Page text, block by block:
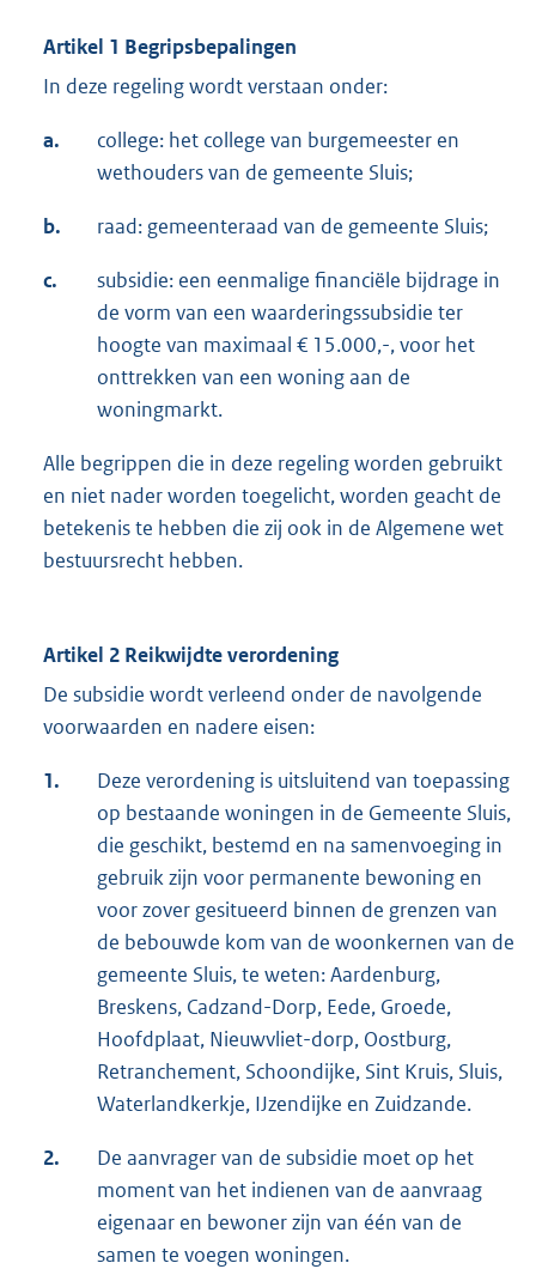
Artikel 1 Begripsbepalingen
In deze regeling wordt verstaan onder:
a.
college: het college van burgemeester en
wethouders van de gemeente Sluis;
b. raad: gemeenteraad van de gemeente Sluis;
c.
subsidie: een eenmalige financiële bijdrage in
de vorm van een waarderingssubsidie ter
hoogte van maximaal € 15.000,-, voor het
onttrekken van een woning aan de
woningmarkt.
Alle begrippen die in deze regeling worden gebruikt
en niet nader worden toegelicht, worden geacht de
betekenis te hebben die zij ook in de Algemene wet
bestuursrecht hebben.
Artikel 2 Reikwijdte verordening
De subsidie wordt verleend onder de navolgende
voorwaarden en nadere eisen:
1.
Deze verordening is uitsluitend van toepassing
op bestaande woningen in de Gemeente Sluis,
die geschikt, bestemd en na samenvoeging in
gebruik zijn voor permanente bewoning en
voor zover gesitueerd binnen de grenzen van
de bebouwde kom van de woonkernen van de
gemeente Sluis, te weten: Aardenburg,
Breskens, Cadzand-Dorp, Eede, Groede,
Hoofdplaat, Nieuwvliet-dorp, Oostburg,
Retranchement, Schoondijke, Sint Kruis, Sluis,
Waterlandkerkje, IJzendijke en Zuidzande.
2.
De aanvrager van de subsidie moet op het
moment van het indienen van de aanvraag
eigenaar en bewoner zijn van één van de
samen te voegen woningen.